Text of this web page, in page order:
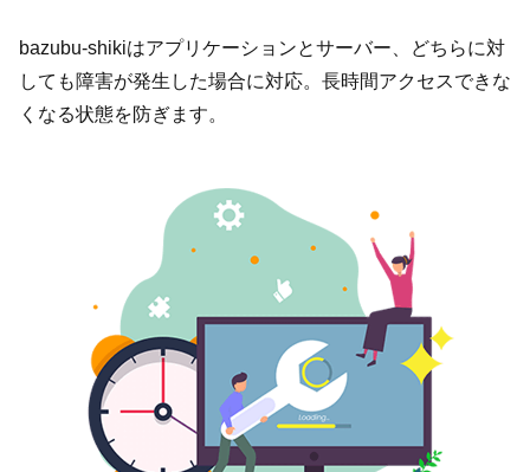
bazubu-shikiはアプリケーションとサーバー、どちらに対
しても障害が発生した場合に対応。長時間アクセスできな
くなる状態を防ぎます。